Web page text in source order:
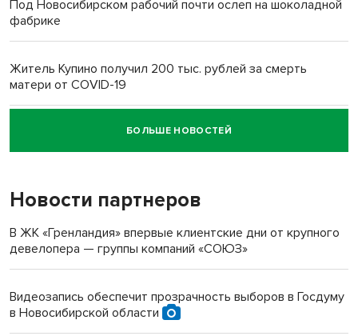
Под Новосибирском рабочий почти ослеп на шоколадной
фабрике
Житель Купино получил 200 тыс. рублей за смерть
матери от COVID-19
Новосибирский суд наказал водителя за смерть
пенсионерки на вокзале
БОЛЬШЕ НОВОСТЕЙ
Новости партнеров
В ЖК «Гренландия» впервые клиентские дни от крупного
девелопера — группы компаний «СОЮЗ»
Видеозапись обеспечит прозрачность выборов в Госдуму
в Новосибирской области